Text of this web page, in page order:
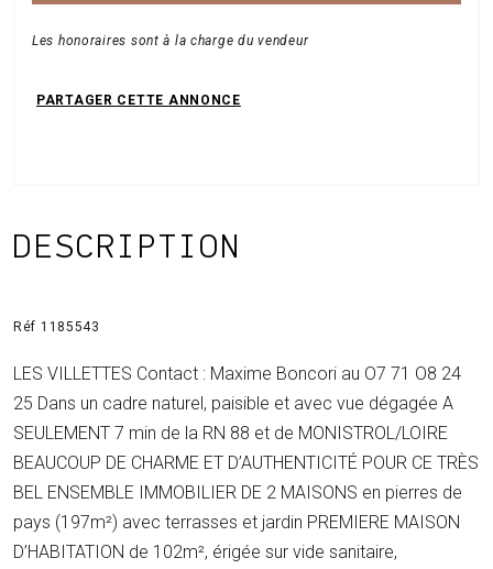
Les honoraires sont à la charge du vendeur
DESCRIPTION
Réf 1185543
LES VILLETTES Contact : Maxime Boncori au O7 71 O8 24
25 Dans un cadre naturel, paisible et avec vue dégagée A
SEULEMENT 7 min de la RN 88 et de MONISTROL/LOIRE
BEAUCOUP DE CHARME ET D’AUTHENTICITÉ POUR CE TRÈS
BEL ENSEMBLE IMMOBILIER DE 2 MAISONS en pierres de
pays (197m²) avec terrasses et jardin PREMIERE MAISON
D’HABITATION de 102m², érigée sur vide sanitaire,